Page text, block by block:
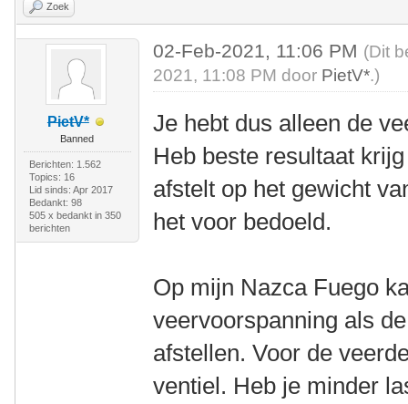
Zoek
PietV*
Banned
Berichten: 1.562
Topics: 16
Lid sinds: Apr 2017
Bedankt: 98
505 x bedankt in 350
berichten
02-Feb-2021, 11:06 PM (Dit
2021, 11:08 PM door PietV*.)
Je hebt dus alleen de
Heb beste resultaat
afstelt op het gewicht
het voor bedoeld.
Op mijn Nazca Fuego
veervoorspanning als
afstellen. Voor de
ventiel. Heb je minder